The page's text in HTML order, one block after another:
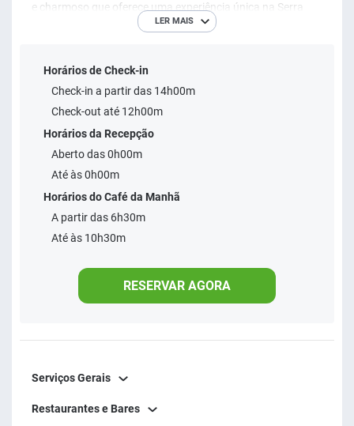
e charmoso que oferece uma experiência única na Serra
LER MAIS
Horários de Check-in
Check-in a partir das 14h00m
Check-out até 12h00m
Horários da Recepção
Aberto das 0h00m
Até às 0h00m
Horários do Café da Manhã
A partir das 6h30m
Até às 10h30m
RESERVAR AGORA
Serviços Gerais
Restaurantes e Bares